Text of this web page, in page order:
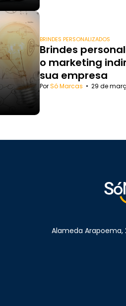
BRINDES PERSONALIZADOS
Brindes
o marketing
sua empresa
PorSó Marcas • 29 de
Alameda Arapoema,